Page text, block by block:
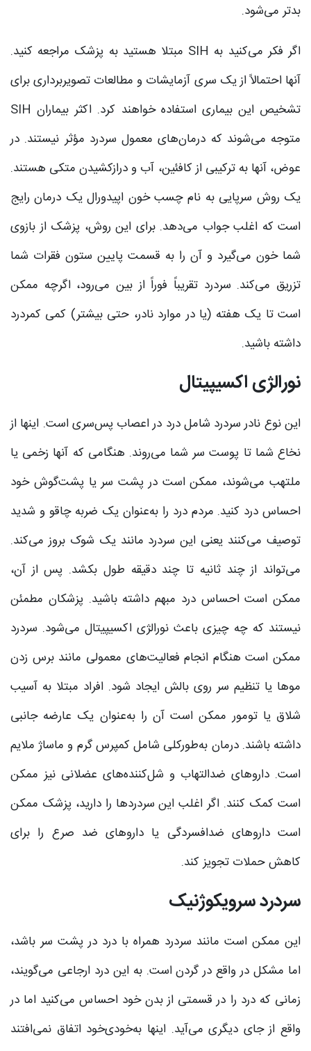
بدتر می‌شود.
اگر فکر می‌کنید به SIH مبتلا هستید به پزشک مراجعه کنید.
آنها احتمالاً از یک سری آزمایشات و مطالعات تصویربرداری برای
تشخیص این بیماری استفاده خواهند کرد. اکثر بیماران SIH
متوجه می‌شوند که درمان‌های معمول سردرد مؤثر نیستند. در
عوض، آنها به ترکیبی از کافئین، آب و درازکشیدن متکی هستند.
یک روش سرپایی به نام چسب خون اپیدورال یک درمان رایج
است که اغلب جواب می‌دهد. برای این روش، پزشک از بازوی
شما خون می‌گیرد و آن را به قسمت پایین ستون فقرات شما
تزریق می‌کند. سردرد تقریباً فوراً از بین می‌رود، اگرچه ممکن
است تا یک هفته (یا در موارد نادر، حتی بیشتر) کمی کمردرد
داشته باشید.
نورالژی اکسیپیتال
این نوع نادر سردرد شامل درد در اعصاب پس‌سری است. اینها از
نخاع شما تا پوست سر شما می‌روند. هنگامی که آنها زخمی یا
ملتهب می‌شوند، ممکن است در پشت سر یا پشت‌گوش خود
احساس درد کنید. مردم درد را به‌عنوان یک ضربه چاقو و شدید
توصیف می‌کنند یعنی این سردرد مانند یک شوک بروز می‌کند.
می‌تواند از چند ثانیه تا چند دقیقه طول بکشد. پس از آن،
ممکن است احساس درد مبهم داشته باشید. پزشکان مطمئن
نیستند که چه چیزی باعث نورالژی اکسیپیتال می‌شود. سردرد
ممکن است هنگام انجام فعالیت‌های معمولی مانند برس زدن
موها یا تنظیم سر روی بالش ایجاد شود. افراد مبتلا به آسیب
شلاق یا تومور ممکن است آن را به‌عنوان یک عارضه جانبی
داشته باشند. درمان به‌طورکلی شامل کمپرس گرم و ماساژ ملایم
است. داروهای ضدالتهاب و شل‌کننده‌های عضلانی نیز ممکن
است کمک کنند. اگر اغلب این سردردها را دارید، پزشک ممکن
است داروهای ضدافسردگی یا داروهای ضد صرع را برای
کاهش حملات تجویز کند.
سردرد سرویکوژنیک
این ممکن است مانند سردرد همراه با درد در پشت سر باشد،
اما مشکل در واقع در گردن است. به این درد ارجاعی می‌گویند،
زمانی که درد را در قسمتی از بدن خود احساس می‌کنید اما در
واقع از جای دیگری می‌آید. اینها به‌خودی‌خود اتفاق نمی‌افتند